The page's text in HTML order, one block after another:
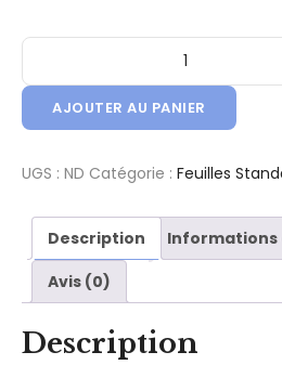
quantité de Feuille Papier de
AJOUTER AU PANIER
UGS : ND Catégorie : Feuilles
Description
Informations
Avis (0)
Description